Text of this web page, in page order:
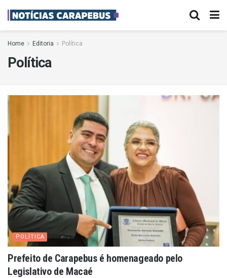
Home Editoria Política
Política
POLÍTICA
Prefeito de Carapebus é homenageado pelo
Legislativo de Macaé